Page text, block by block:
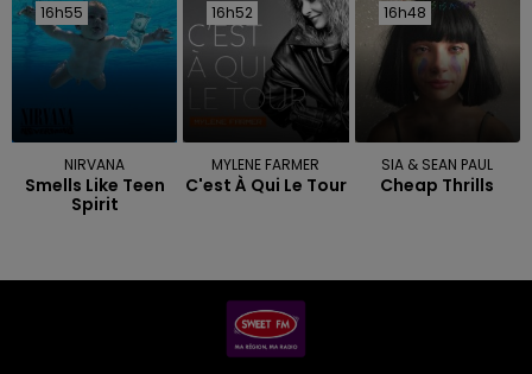
16h55
16h55
NIRVANA
Smells Like Teen
Spirit
16h52
16h52
MYLENE FARMER
C'est À Qui Le Tour
16h48
16h48
SIA & SEAN PAUL
Cheap Thrills